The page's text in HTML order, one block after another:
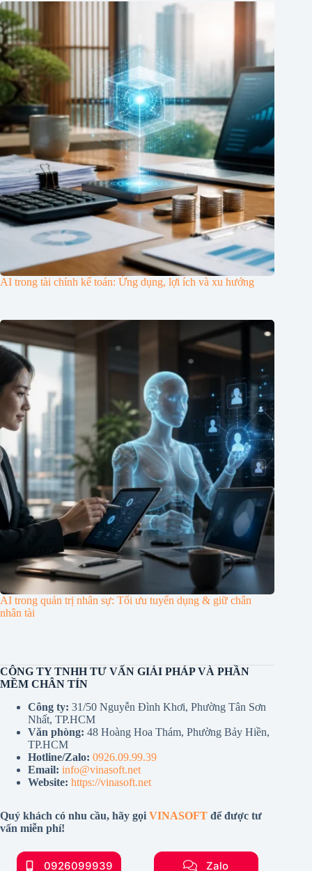
AI trong tài chính kế toán: Ứng dụng, lợi ích và xu hướng
AI trong quản trị nhân sự: Tối ưu tuyển dụng & giữ chân
nhân tài
CÔNG TY TNHH TƯ VẤN GIẢI PHÁP VÀ PHẦN
MỀM CHÂN TÍN
Công ty: 31/50 Nguyễn Đình Khơi, Phường Tân Sơn
Nhất, TP.HCM
Văn phòng: 48 Hoàng Hoa Thám, Phường Bảy Hiền,
TP.HCM
Hotline/Zalo: 0926.09.99.39
Email: info@vinasoft.net
Website: https://vinasoft.net
Quý khách có nhu cầu, hãy gọi VINASOFT để được tư
vấn miễn phí!
0926099939 Zalo